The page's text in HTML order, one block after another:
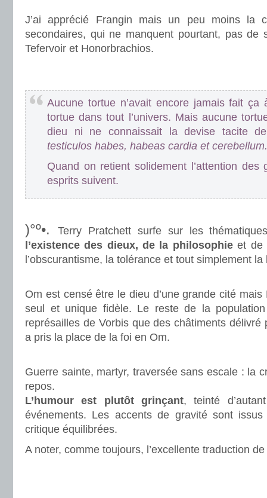
J’ai apprécié Frangin mais un peu moins la
secondaires, qui ne manquent pourtant, pas de
Tefervoir et Honorbrachios.
Aucune tortue n’avait encore jamais fait ça
tortue dans tout l’univers. Mais aucune
dieu ni ne connaissait la devise tacite
testiculos habes, habeas cardia et cerebellum.
Quand on retient solidement l’attention
esprits suivent.
)°º•.
Terry Pratchett surfe sur les
l’existence des dieux, de la philosophieet de
l’obscurantisme, la tolérance et tout simplement
Om est censé être le dieu d’une grande cité mais
seul et unique fidèle. Le reste de la
représailles de Vorbis que des châtiments
a pris la place de la foi en Om.
Guerre sainte, martyr, traversée sans escale : la
repos.
L’humour est plutôt grinçant, teinté
événements. Les accents de gravité sont issus
critique équilibrées.
A noter, comme toujours, l’excellente traduction